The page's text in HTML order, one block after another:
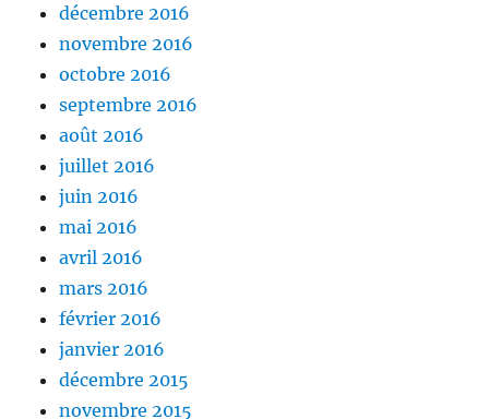
décembre 2016
novembre 2016
octobre 2016
septembre 2016
août 2016
juillet 2016
juin 2016
mai 2016
avril 2016
mars 2016
février 2016
janvier 2016
décembre 2015
novembre 2015